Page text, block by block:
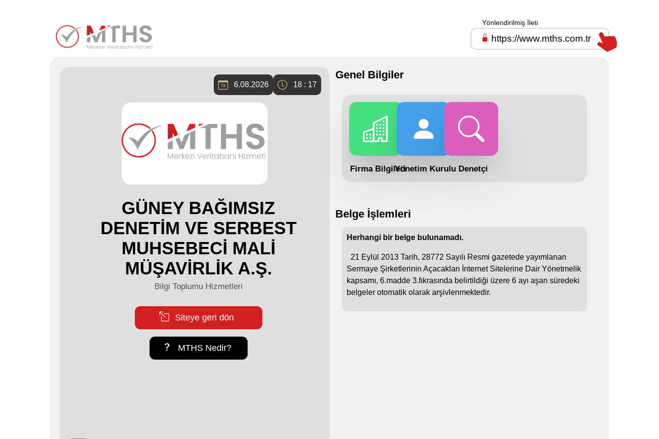
https://www.mths.com.tr
Yönlendirilmiş İleti
6.08.2026 18 : 17
GÜNEY BAĞIMSIZ
DENETİM VE SERBEST
MUHSEBECİ MALİ
MÜŞAVİRLİK A.Ş.
Bilgi Toplumu Hizmetleri
Siteye geri dön
MTHS Nedir?
Genel Bilgiler
Firma BilgileriYönetim Kurulu Denetçi
Belge İşlemleri
Herhangi bir belge bulunamadı.
21 Eylül 2013 Tarih, 28772 Sayılı Resmi gazetede yayımlanan
Sermaye Şirketlerinin Açacakları İnternet Sitelerine Dair Yönetmelik
kapsamı, 6.madde 3.fıkrasında belirtildiği üzere 6 ayı aşan süredeki
belgeler otomatik olarak arşivlenmektedir.